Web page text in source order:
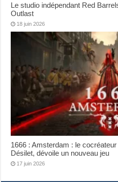
Le studio indépendant Red
Outlast
18 juin 2026
1666 : Amsterdam : le
Désilet, dévoile un nouveau jeu
17 juin 2026